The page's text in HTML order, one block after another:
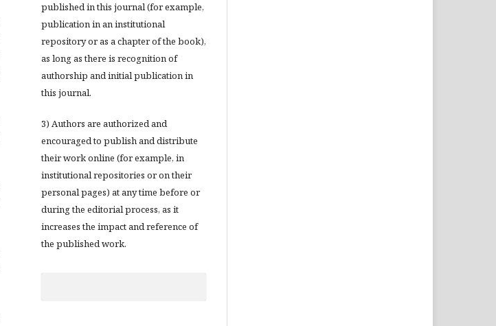
published in this journal (for example,
publication in an institutional
repository or as a chapter of the book),
as long as there is recognition of
authorship and initial publication in
this journal.
3) Authors are authorized and
encouraged to publish and distribute
their work online (for example, in
institutional repositories or on their
personal pages) at any time before or
during the editorial process, as it
increases the impact and reference of
the published work.